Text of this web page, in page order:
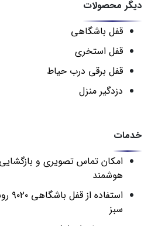
دیگر محصولات
قفل باشگاهی
قفل استخری
قفل برقی درب حیاط
دزدگیر منزل
خدمات
امکان تماس تصویری و
هوشمند
سبز